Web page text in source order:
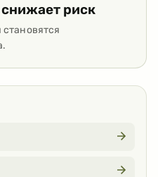
снижает риск